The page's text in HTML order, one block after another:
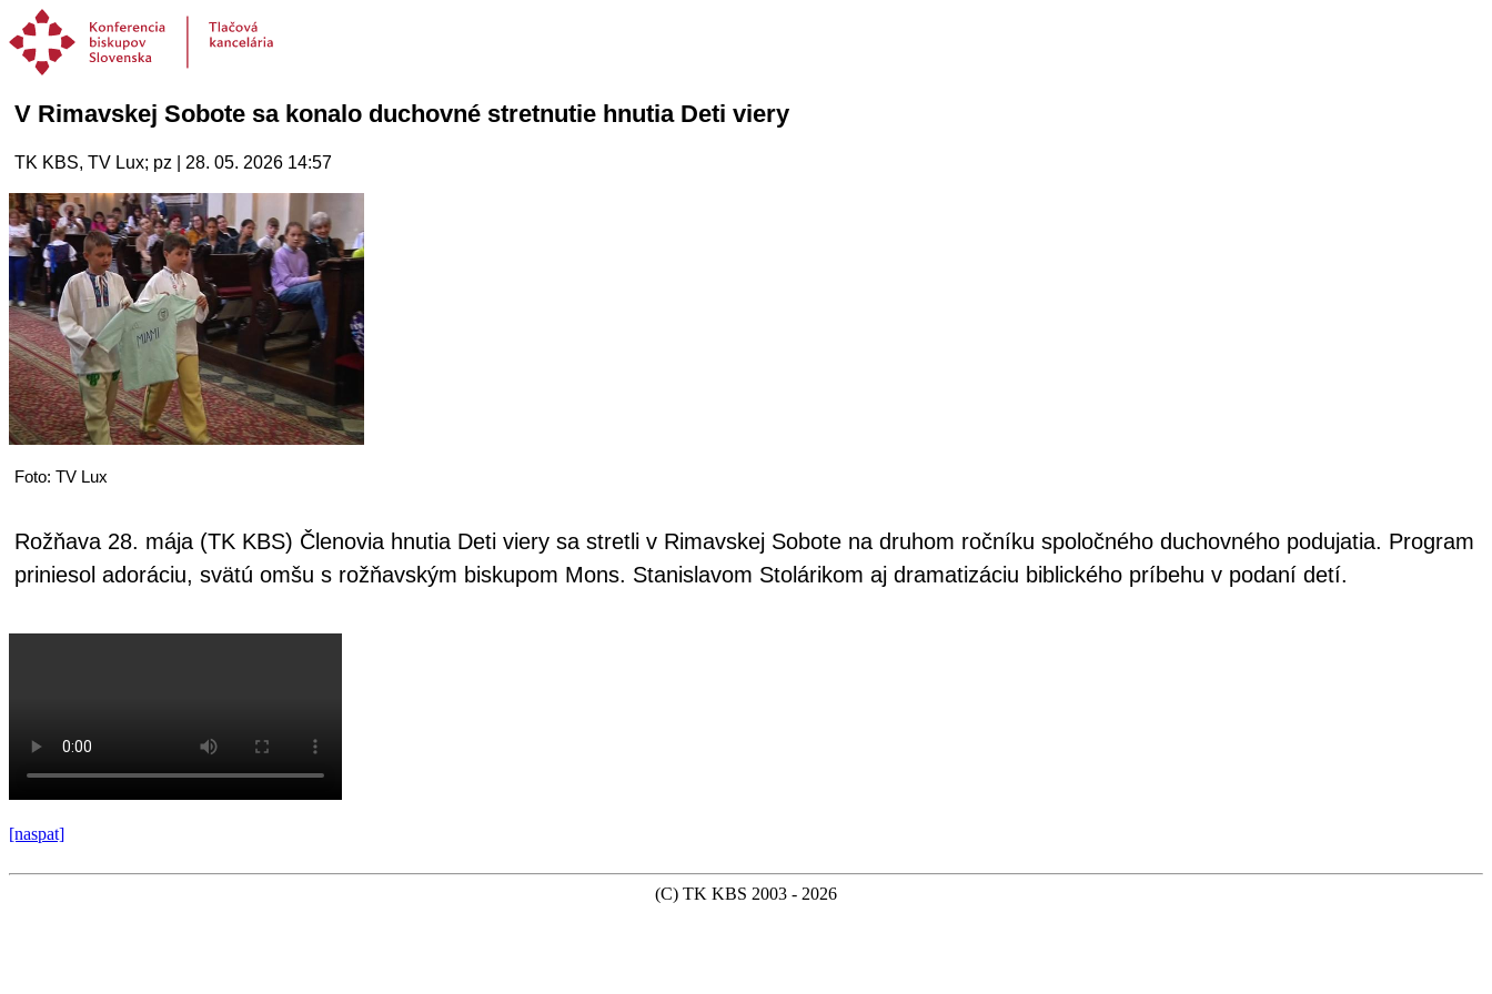
V Rimavskej Sobote sa konalo duchovné stretnutie hnutia Deti viery
TK KBS, TV Lux; pz | 28. 05. 2026 14:57
Foto: TV Lux
Rožňava 28. mája (TK KBS) Členovia hnutia Deti viery sa stretli v Rimavskej Sobote na druhom ročníku spoločného duchovného podujatia. Program
priniesol adoráciu, svätú omšu s rožňavským biskupom Mons. Stanislavom Stolárikom aj dramatizáciu biblického príbehu v podaní detí.
[naspat]
(C) TK KBS 2003 - 2026